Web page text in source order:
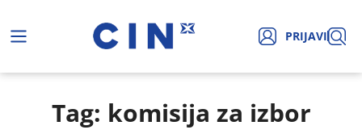
PRIJAVI
Tag: komisija za izbor